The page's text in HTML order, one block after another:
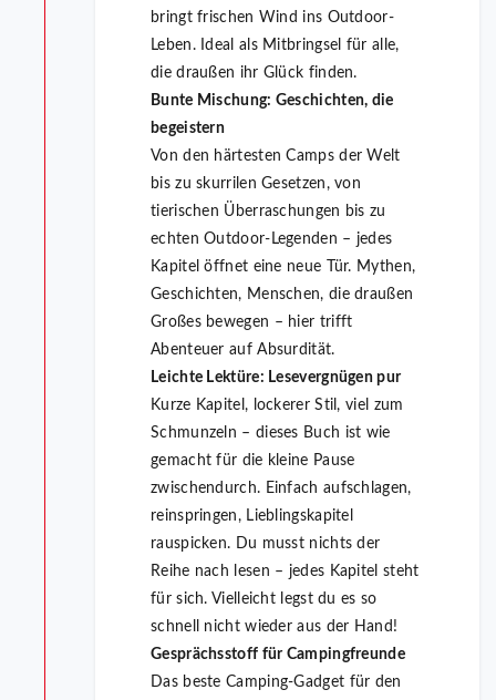
bringt frischen Wind ins Outdoor-
Leben. Ideal als Mitbringsel für alle,
die draußen ihr Glück finden.
Bunte Mischung: Geschichten, die
begeistern
Von den härtesten Camps der Welt
bis zu skurrilen Gesetzen, von
tierischen Überraschungen bis zu
echten Outdoor-Legenden – jedes
Kapitel öffnet eine neue Tür. Mythen,
Geschichten, Menschen, die draußen
Großes bewegen – hier trifft
Abenteuer auf Absurdität.
Leichte Lektüre: Lesevergnügen pur
Kurze Kapitel, lockerer Stil, viel zum
Schmunzeln – dieses Buch ist wie
gemacht für die kleine Pause
zwischendurch. Einfach aufschlagen,
reinspringen, Lieblingskapitel
rauspicken. Du musst nichts der
Reihe nach lesen – jedes Kapitel steht
für sich. Vielleicht legst du es so
schnell nicht wieder aus der Hand!
Gesprächsstoff für Campingfreunde
Das beste Camping-Gadget für den